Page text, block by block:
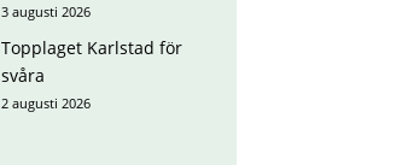
3 augusti 2026
Topplaget Karlstad för
svåra
2 augusti 2026